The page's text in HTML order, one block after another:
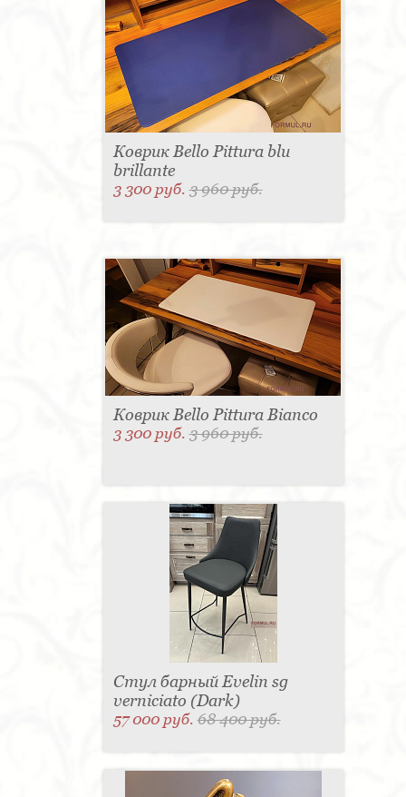
Коврик Bello Pittura blu
brillante
3 300 руб.3 960 руб.
Коврик Bello Pittura Bianco
3 300 руб.3 960 руб.
Стул барный Evelin sg
verniciato (Dark)
57 000 руб.68 400 руб.